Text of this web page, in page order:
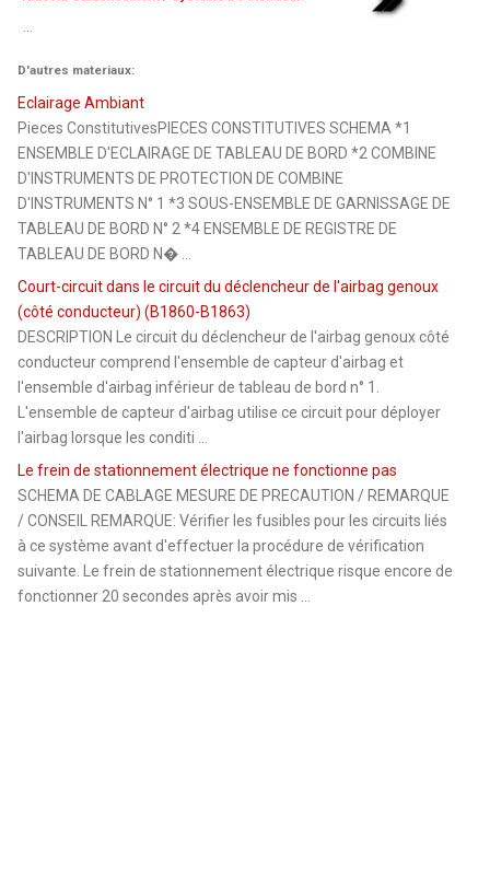
D'autres materiaux:
Eclairage Ambiant
Pieces ConstitutivesPIECES CONSTITUTIVES SCHEMA *1
ENSEMBLE D'ECLAIRAGE DE TABLEAU DE BORD *2 COMBINE
D'INSTRUMENTS DE PROTECTION DE COMBINE
D'INSTRUMENTS N° 1 *3 SOUS-ENSEMBLE DE GARNISSAGE DE
TABLEAU DE BORD N° 2 *4 ENSEMBLE DE REGISTRE DE
TABLEAU DE BORD N� ...
Court-circuit dans le circuit du déclencheur de l'airbag genoux
(côté conducteur) (B1860-B1863)
DESCRIPTION Le circuit du déclencheur de l'airbag genoux côté
conducteur comprend l'ensemble de capteur d'airbag et
l'ensemble d'airbag inférieur de tableau de bord n° 1.
L'ensemble de capteur d'airbag utilise ce circuit pour déployer
l'airbag lorsque les conditi ...
Le frein de stationnement électrique ne fonctionne pas
SCHEMA DE CABLAGE MESURE DE PRECAUTION / REMARQUE
/ CONSEIL REMARQUE: Vérifier les fusibles pour les circuits liés
à ce système avant d'effectuer la procédure de vérification
suivante. Le frein de stationnement électrique risque encore de
fonctionner 20 secondes après avoir mis ...